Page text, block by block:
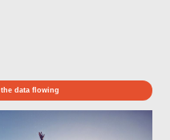
data flowing